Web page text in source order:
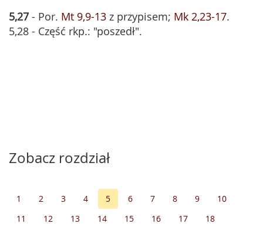
5,27- Por. Mt 9,9-13 z przypisem; Mk 2,23-17.
5,28 - Część rkp.: "poszedł".
Zobacz rozdział
1 2 3 4 5 6 7 8 9
10
11
12 13 14 15 16 17
18